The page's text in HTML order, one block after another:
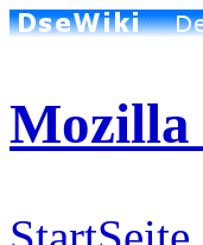
Mozilla